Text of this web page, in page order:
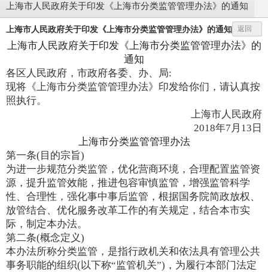
上海市人民政府关于印发《上海市分类监管管理办法》的通知
返回
上海市人民政府关于印发《上海市分类监管管理办法》的通知
上海市人民政府关于印发《上海市分类监管管理办法》的
通知
各区人民政府，市政府各委、办、局:
现将《上海市分类监管管理办法》印发给你们，请认真按
照执行。
上海市人民政府
2018年7月13日
上海市分类监管管理办法
第一条(目的宗旨)
为进一步规范分类监管，优化营商环境，合理配置监管资
源，提升监管效能，推进包容审慎监管，增强监管科学
性、合理性，强化事中事后监管，根据国务院简政放权、
放管结合、优化服务改革工作的有关规定，结合本市实
际，制定本办法。
第二条(概念定义)
本办法所称分类监管，是指行政机关和依法具有管理公共
事务职能的组织(以下称“监管机关”)，为履行本部门法定